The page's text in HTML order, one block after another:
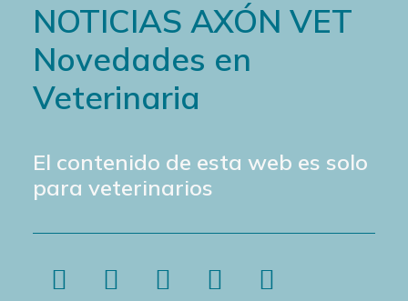
NOTICIAS AXÓN VET
Novedades en
Veterinaria
El contenido de esta web es solo
para veterinarios